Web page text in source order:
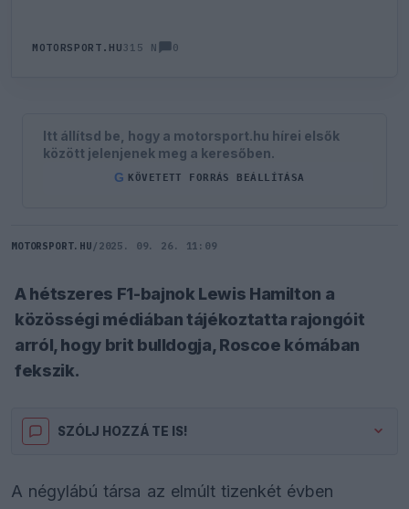
MOTORSPORT.HU315 N 0
Itt állítsd be, hogy a motorsport.hu hírei elsők
között jelenjenek meg a keresőben.
G KÖVETETT FORRÁS BEÁLLÍTÁSA
MOTORSPORT.HU / 2025. 09. 26. 11:09
A hétszeres F1-bajnok Lewis Hamilton a
közösségi médiában tájékoztatta rajongóit
arról, hogy brit bulldogja, Roscoe kómában
fekszik.
SZÓLJ HOZZÁ TE IS!
A négylábú társa az elmúlt tizenkét évben